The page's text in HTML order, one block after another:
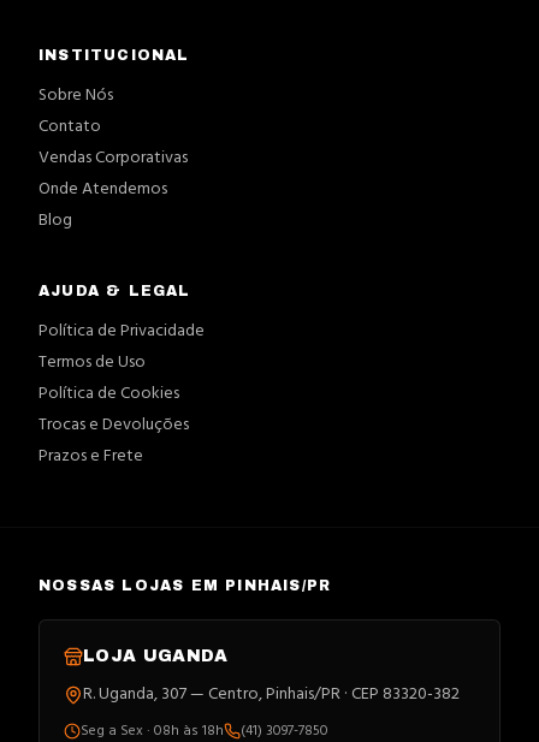
INSTITUCIONAL
Sobre Nós
Contato
Vendas Corporativas
Onde Atendemos
Blog
AJUDA & LEGAL
Política de Privacidade
Termos de Uso
Política de Cookies
Trocas e Devoluções
Prazos e Frete
NOSSAS LOJAS EM PINHAIS/PR
LOJA UGANDA
R. Uganda, 307 — Centro, Pinhais/PR · CEP 83320-382
Seg a Sex · 08h às 18h (41) 3097-7850